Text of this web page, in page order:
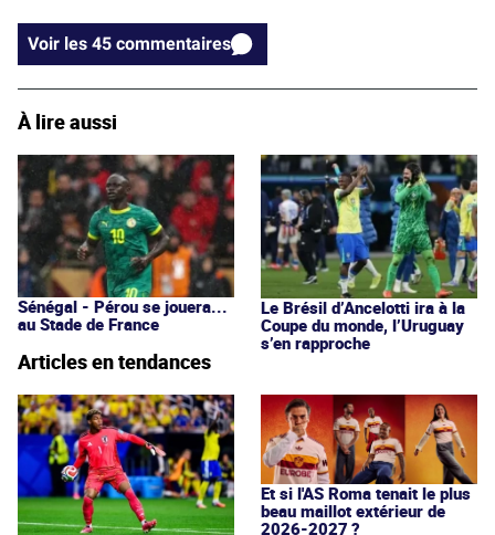
Voir les 45 commentaires
À lire aussi
Sénégal - Pérou se jouera...
au Stade de France
Le Brésil d’Ancelotti ira à la
Coupe du monde, l’Uruguay
s’en rapproche
Articles en tendances
Et si l'AS Roma tenait le plus
beau maillot extérieur de
2026-2027 ?